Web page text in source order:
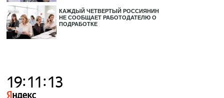
КАЖДЫЙ ЧЕТВЕРТЫЙ РОССИЯНИН
НЕ СООБЩАЕТ РАБОТОДАТЕЛЮ О
ПОДРАБОТКЕ